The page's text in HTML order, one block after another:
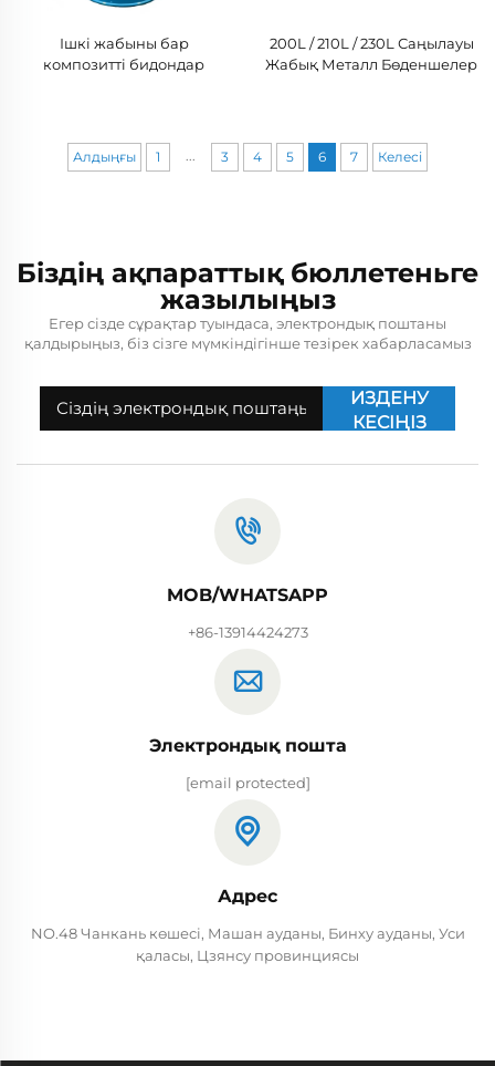
Ішкі жабыны бар
композитті бидондар
200L / 210L / 230L Саңылауы
Жабық Металл Бөденшелер
Алдыңғы 1 ... 3 4 5 6 7 Келесі
Біздің ақпараттық бюллетеньге
жазылыңыз
Егер сізде сұрақтар туындаса, электрондық поштаны
қалдырыңыз, біз сізге мүмкіндігінше тезірек хабарласамыз
ИЗДЕНУ
КЕСІҢІЗ
MOB/WHATSAPP
+86-13914424273
Электрондық пошта
[email protected]
Адрес
NO.48 Чанкань көшесі, Машан ауданы, Бинху ауданы, Уси
қаласы, Цзянсу провинциясы